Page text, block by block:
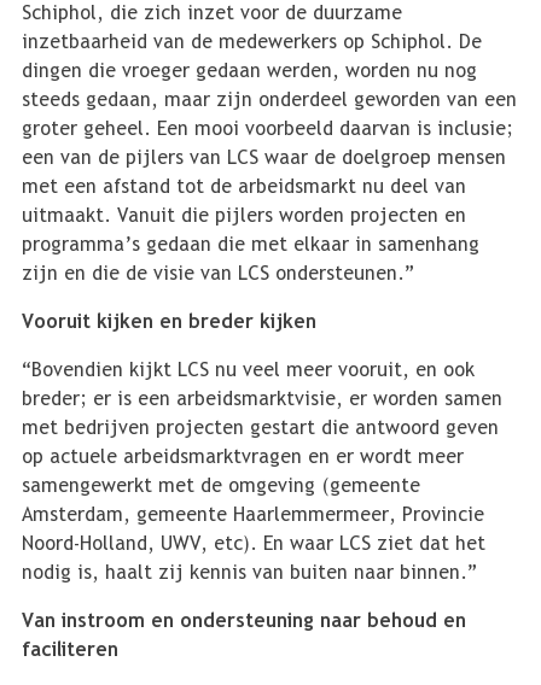
Schiphol, die zich inzet voor de duurzame
inzetbaarheid van de medewerkers op Schiphol. De
dingen die vroeger gedaan werden, worden nu nog
steeds gedaan, maar zijn onderdeel geworden van een
groter geheel. Een mooi voorbeeld daarvan is inclusie;
een van de pijlers van LCS waar de doelgroep mensen
met een afstand tot de arbeidsmarkt nu deel van
uitmaakt. Vanuit die pijlers worden projecten en
programma’s gedaan die met elkaar in samenhang
zijn en die de visie van LCS ondersteunen.”
Vooruit kijken en breder kijken
“Bovendien kijkt LCS nu veel meer vooruit, en ook
breder; er is een arbeidsmarktvisie, er worden samen
met bedrijven projecten gestart die antwoord geven
op actuele arbeidsmarktvragen en er wordt meer
samengewerkt met de omgeving (gemeente
Amsterdam, gemeente Haarlemmermeer, Provincie
Noord-Holland, UWV, etc). En waar LCS ziet dat het
nodig is, haalt zij kennis van buiten naar binnen.”
Van instroom en ondersteuning naar behoud en
faciliteren